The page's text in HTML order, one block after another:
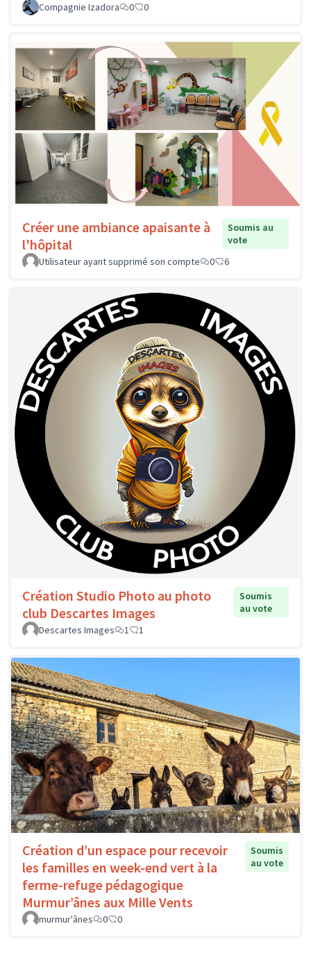
Compagnie Izadora
0 0
Créer une ambiance apaisante à
l'hôpital
Soumis au
vote
Utilisateur ayant supprimé son compte
0 6
Création Studio Photo au photo
club Descartes Images
Soumis
au vote
Descartes Images
1 1
Création d’un espace pour recevoir
les familles en week-end vert à la
ferme-refuge pédagogique
Murmur’ânes aux Mille Vents
Soumis
au vote
murmur'ânes 0 0